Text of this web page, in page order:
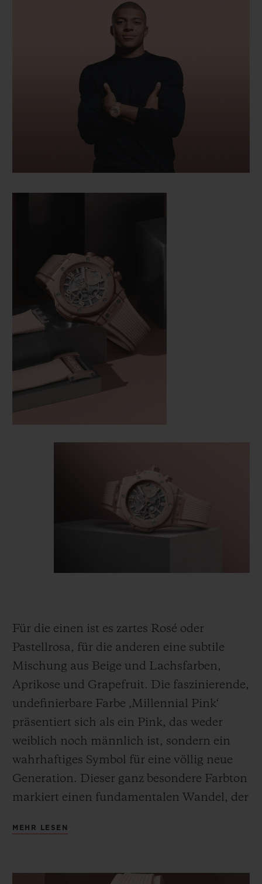
Für die einen ist es zartes Rosé oder
Pastellrosa, für die anderen eine subtile
Mischung aus Beige und Lachsfarben,
Aprikose und Grapefruit. Die faszinierende,
undefinierbare Farbe ‚Millennial Pink‘
präsentiert sich als ein Pink, das weder
weiblich noch männlich ist, sondern ein
wahrhaftiges Symbol für eine völlig neue
Generation. Dieser ganz besondere Farbton
markiert einen fundamentalen Wandel, der
traditionelle Werte werden aus einer
dieses Pink – steht für eine sanfte,
MEHR LESEN